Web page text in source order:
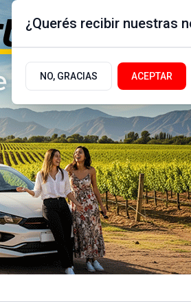
POLÍTICA DEPORTES
¿Querés recibir nuestras
NO, GRACIAS ACEPTAR